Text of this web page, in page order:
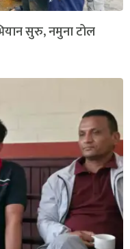
सुरु, नमुना टोल